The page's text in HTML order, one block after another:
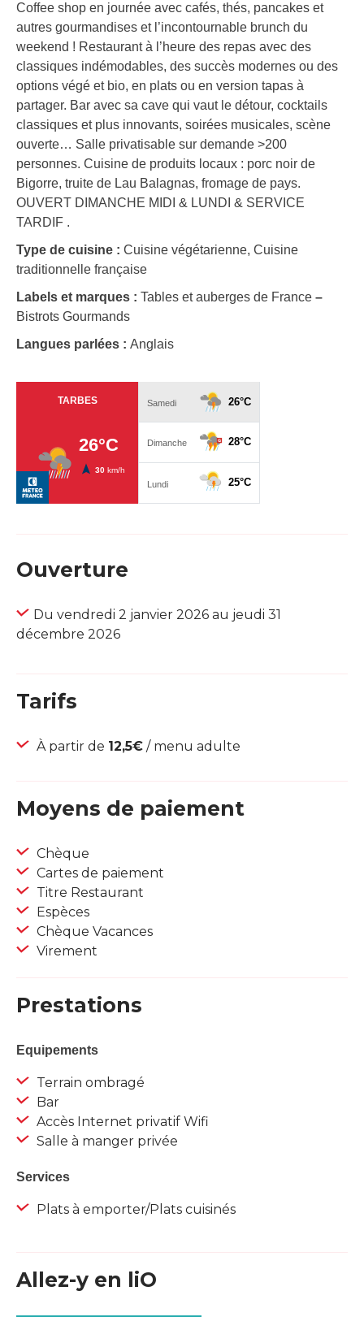
Coffee shop en journée avec cafés, thés, pancakes et
autres gourmandises et l’incontournable brunch du
weekend ! Restaurant à l’heure des repas avec des
classiques indémodables, des succès modernes ou des
options végé et bio, en plats ou en version tapas à
partager. Bar avec sa cave qui vaut le détour, cocktails
classiques et plus innovants, soirées musicales, scène
ouverte… Salle privatisable sur demande >200
personnes. Cuisine de produits locaux : porc noir de
Bigorre, truite de Lau Balagnas, fromage de pays.
OUVERT DIMANCHE MIDI & LUNDI & SERVICE
TARDIF .
Type de cuisine : Cuisine végétarienne, Cuisine
traditionnelle française
Labels et marques : Tables et auberges de France –
Bistrots Gourmands
Langues parlées : Anglais
Ouverture
Du vendredi 2 janvier 2026 au jeudi 31
décembre 2026
Tarifs
À partir de 12,5€ / menu adulte
Moyens de paiement
Chèque
Cartes de paiement
Titre Restaurant
Espèces
Chèque Vacances
Virement
Prestations
Equipements
Terrain ombragé
Bar
Accès Internet privatif Wifi
Salle à manger privée
Services
Plats à emporter/Plats cuisinés
Allez-y en liO